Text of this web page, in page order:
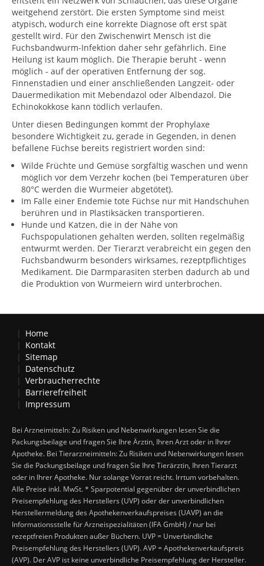
weitgehend zerstört. Die ersten Symptome sind meist
atypisch, wodurch eine korrekte Diagnose oft erst spät
gestellt wird. Für den Zwischenwirt Mensch ist die
Fuchsbandwurm-Infektion daher sehr gefährlich. Eine
Heilung ist kaum möglich. Die Therapie beruht - wenn
möglich - auf der operativen Entfernung der sog.
Finnenstadien und einer anschließenden Langzeit- oder
Dauermedikation mit Mebendazol oder Albendazol. Die
Echinokokkose kann tödlich verlaufen.
Unter diesen Bedingungen kommt der Prophylaxe
besondere Wichtigkeit zu, gerade in Gegenden, in denen
befallene Füchse bereits registriert worden sind:
Wilde Früchte und Gemüse sorgfältig waschen und wenn
möglich vor dem Verzehr kochen (bei Temperaturen über
80°C werden die Wurmeier abgetötet).
Im Falle einer Endemie tote Füchse nur mit Handschuhen
berühren und in Plastiksäcken transportieren.
Hunde und Katzen, die in der Nähe von
Fuchspopulationen gehalten werden, sollten regelmäßig
entwurmt werden. Der Tierarzt verabreicht ein gegen den
Fuchsbandwurm besonders wirksames, rezeptpflichtiges
Medikament. Die Darmparasiten sterben dadurch ab und
die Produktion von Wurmeiern wird unterbrochen.
Home
Kontakt
Sitemap
Datenschutz
Verbraucherrechte
Barrierefreiheit
Impressum
Bei Arzneimitteln: Zu Risiken und Nebenwirkungen lesen Sie die
Packungsbeilage und fragen Sie Ihre Ärztin, Ihren Arzt oder in Ihrer
Apotheke. Bei Tierarzneimitteln: Zu Risiken und Nebenwirkungen lesen
Sie die Packungsbeilage und fragen Sie Ihre Tierärztin, Ihren Tierarzt
oder in Ihrer Apotheke. Nur solange Vorrat reicht. Irrtum vorbehalten.
Alle Preise inkl. MwSt. * Sparpotential gegenüber der unverbindlichen
Preisempfehlung des Herstellers (UVP) oder der unverbindlichen
Herstellermeldung des Apothekenverkaufspreises (UAVP) an die
Informationsstelle für Arzneispezialitäten (IFA GmbH) / nur bei
rezeptfreien Produkten außer Büchern. UVP = Unverbindliche
Preisempfehlung des Herstellers (UVP). AVP = Apothekenverkaufspreis
(AVP). Der AVP ist keine unverbindliche Preisempfehlung der Hersteller.